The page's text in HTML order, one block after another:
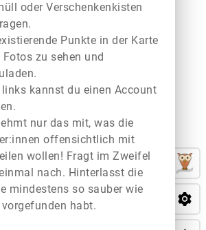
oder Verschenkenkisten
Punkte in der Karte
Fotos zu sehen und
links kannst du einen Account
nur das mit, was die
offensichtlich mit
wollen! Fragt im Zweifel
nach. Hinterlasst die
mindestens so sauber wie
habt.